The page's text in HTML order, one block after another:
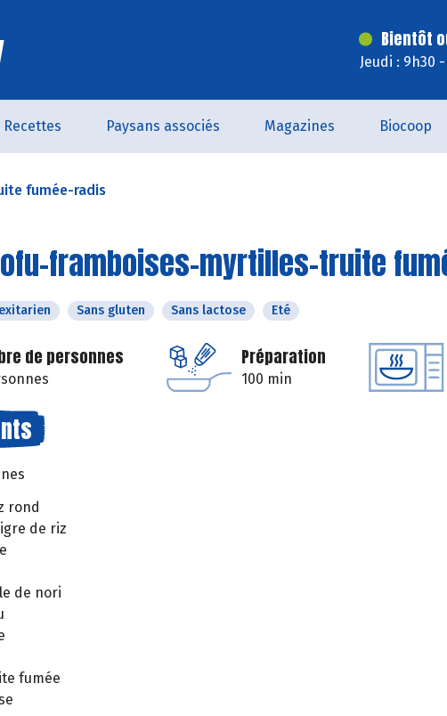
Bientôt
Jeudi : 9h30
Recettes Paysans associés Magazines Biocoop
fumée-radis
framboises-myrtilles-truite
Sans gluten Sans lactose Eté
de personnes Préparation
100 min
rond
de riz
de nori
fumée